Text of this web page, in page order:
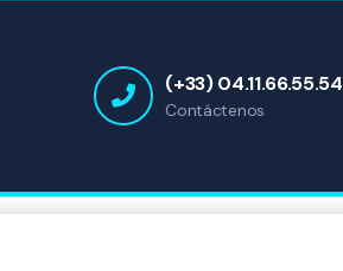
(+33) 04.11.66.55.54
Contáctenos